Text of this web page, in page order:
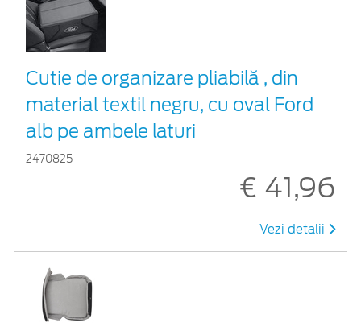
Cutie de organizare pliabilă , din
material textil negru, cu oval Ford
alb pe ambele laturi
2470825
€ 41,96
Vezi detalii